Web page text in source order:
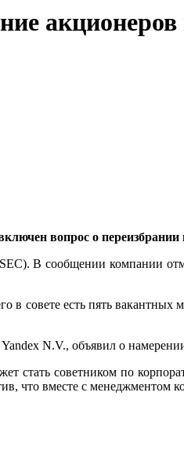
вопрос о
В сообщении компании
в совете есть пять
N.V., объявил о
стать советником по
что вместе с менеджментом